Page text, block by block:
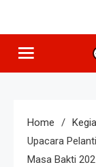
Home
Upacara
Masa Bakti